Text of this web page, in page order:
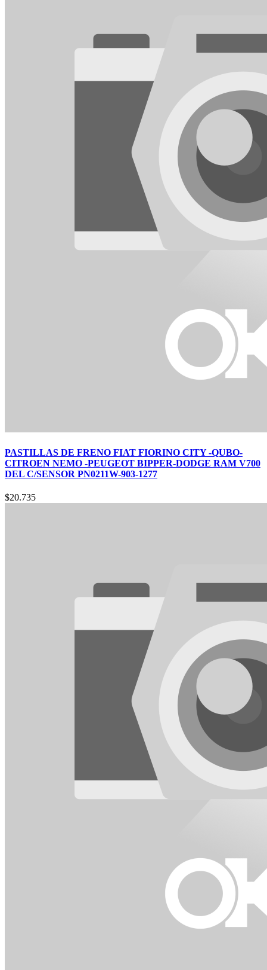
PASTILLAS DE FRENO FIAT FIORINO CITY -QUBO-
CITROEN NEMO -PEUGEOT BIPPER-DODGE RAM V700
DEL C/SENSOR PN0211W-903-1277
$20.735